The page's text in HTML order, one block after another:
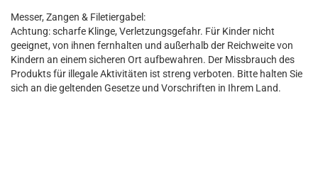
Messer, Zangen & Filetiergabel:
Achtung: scharfe Klinge, Verletzungsgefahr. Für Kinder nicht
geeignet, von ihnen fernhalten und außerhalb der Reichweite von
Kindern an einem sicheren Ort aufbewahren. Der Missbrauch des
Produkts für illegale Aktivitäten ist streng verboten. Bitte halten Sie
sich an die geltenden Gesetze und Vorschriften in Ihrem Land.